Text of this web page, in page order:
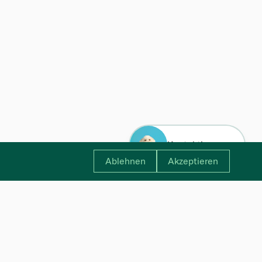
Kontaktiere uns
Ablehnen
Akzeptieren